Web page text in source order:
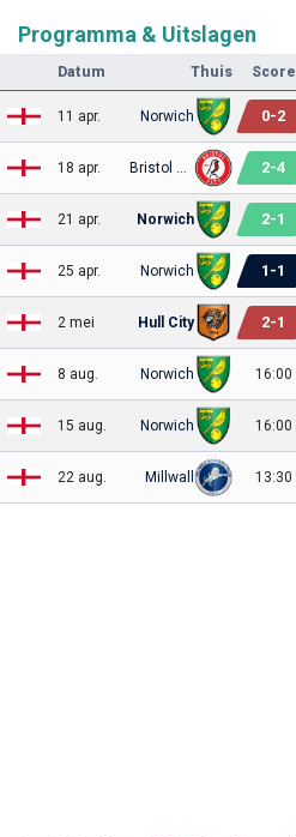
Programma & Uitslagen
Datum Thuis Score
11 apr. Norwich 0-2
18 apr. Bristol City 2-4
21 apr. Norwich 2-1
25 apr. Norwich 1 -1
2 mei Hull City 2-1
8 aug. Norwich 16:00
15 aug. Norwich 16:00
22 aug. Millwall 13:30